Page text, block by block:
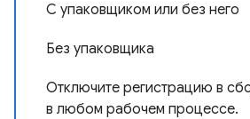
С упаковщиком или без него
Без упаковщика
Отключите регистрацию в
в любом рабочем процессе.